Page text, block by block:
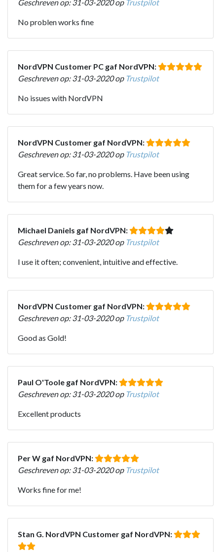
Geschreven op: 31-03-2020 op Trustpilot
No problen works fine
NordVPN Customer PC gaf NordVPN:
Geschreven op: 31-03-2020 op Trustpilot
No issues with NordVPN
NordVPN Customer gaf NordVPN:
Geschreven op: 31-03-2020 op Trustpilot
Great service. So far, no problems. Have been using
them for a few years now.
Michael Daniels gaf NordVPN:
Geschreven op: 31-03-2020 op Trustpilot
I use it often; convenient, intuitive and effective.
NordVPN Customer gaf NordVPN:
Geschreven op: 31-03-2020 op Trustpilot
Good as Gold!
Paul O'Toole gaf NordVPN:
Geschreven op: 31-03-2020 op Trustpilot
Excellent products
Per W gaf NordVPN:
Geschreven op: 31-03-2020 op Trustpilot
Works fine for me!
Stan G. NordVPN Customer gaf NordVPN: